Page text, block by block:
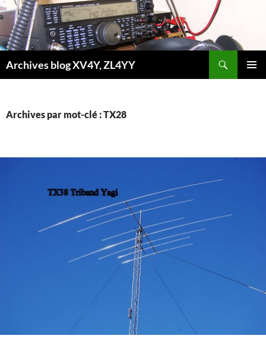
Aller
au
contenu
Archives blog XV4Y, ZL4YY
Archives par mot-clé : TX28